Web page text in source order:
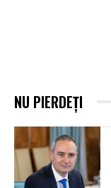
NU PIERDEȚI